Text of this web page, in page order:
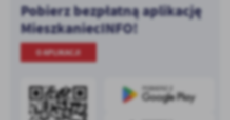
Pobierz bezpłatną aplikację
MieszkaniecINFO!
O APLIKACJI